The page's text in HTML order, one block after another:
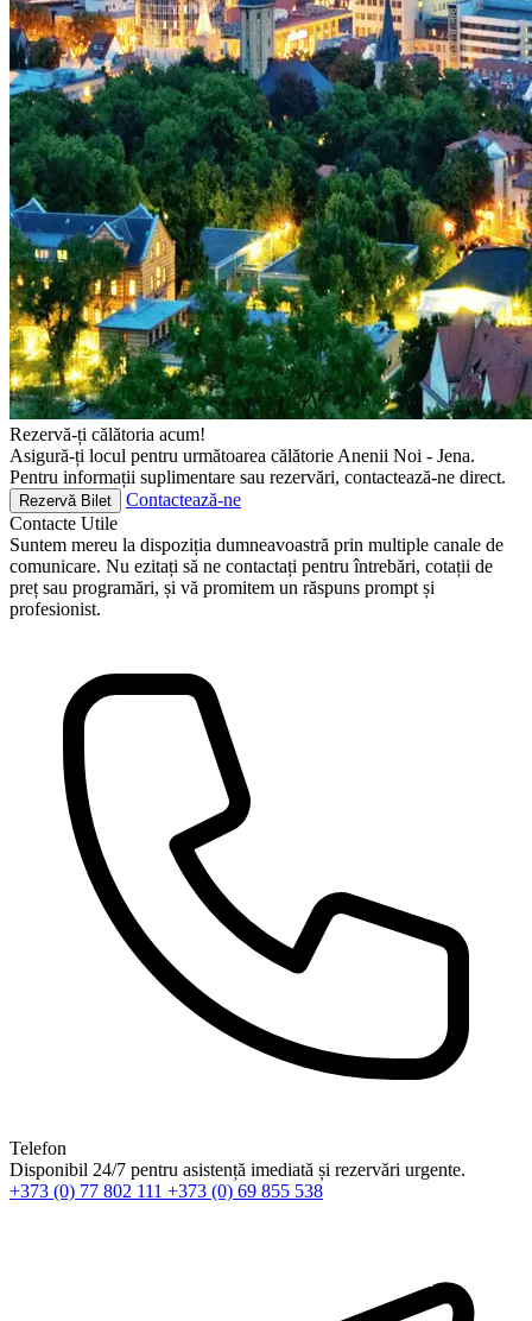
Rezervă-ți călătoria acum!
Asigură-ți locul pentru următoarea călătorie Anenii Noi - Jena.
Pentru informații suplimentare sau rezervări, contactează-ne direct.
Rezervă Bilet
Contactează-ne
Contacte Utile
Suntem mereu la dispoziția dumneavoastră prin multiple canale de
comunicare. Nu ezitați să ne contactați pentru întrebări, cotații de
preț sau programări, și vă promitem un răspuns prompt și
profesionist.
Telefon
Disponibil 24/7 pentru asistență imediată și rezervări urgente.
+373 (0) 77 802 111 +373 (0) 69 855 538